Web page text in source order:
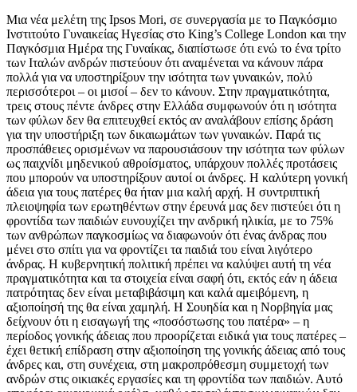
Μια νέα μελέτη της Ipsos Mori, σε συνεργασία με το Παγκόσμιο
Ινστιτούτο Γυναικείας Ηγεσίας στο King’s College London και την
Παγκόσμια Ημέρα της Γυναίκας, διαπίστωσε ότι ενώ το ένα τρίτο
των Ιταλών ανδρών πιστεύουν ότι αναμένεται να κάνουν πάρα
πολλά για να υποστηρίξουν την ισότητα των γυναικών, πολύ
περισσότεροι – οι μισοί – δεν το κάνουν. Στην πραγματικότητα,
τρεις στους πέντε άνδρες στην Ελλάδα συμφωνούν ότι η ισότητα
των φύλων δεν θα επιτευχθεί εκτός αν αναλάβουν επίσης δράση
για την υποστήριξη των δικαιωμάτων των γυναικών. Παρά τις
προσπάθειες ορισμένων να παρουσιάσουν την ισότητα των φύλων
ως παιχνίδι μηδενικού αθροίσματος, υπάρχουν πολλές προτάσεις
που μπορούν να υποστηρίξουν αυτοί οι άνδρες. Η καλύτερη γονική
άδεια για τους πατέρες θα ήταν μια καλή αρχή. Η συντριπτική
πλειοψηφία των ερωτηθέντων στην έρευνά μας δεν πιστεύει ότι η
φροντίδα των παιδιών ευνουχίζει την ανδρική ηλικία, με το 75%
των ανθρώπων παγκοσμίως να διαφωνούν ότι ένας άνδρας που
μένει στο σπίτι για να φροντίζει τα παιδιά του είναι λιγότερο
άνδρας. Η κυβερνητική πολιτική πρέπει να καλύψει αυτή τη νέα
πραγματικότητα και τα στοιχεία είναι σαφή ότι, εκτός εάν η άδεια
πατρότητας δεν είναι μεταβιβάσιμη και καλά αμειβόμενη, η
αξιοποίησή της θα είναι χαμηλή. Η Σουηδία και η Νορβηγία μας
δείχνουν ότι η εισαγωγή της «ποσόστωσης του πατέρα» – η
περίοδος γονικής άδειας που προορίζεται ειδικά για τους πατέρες –
έχει θετική επίδραση στην αξιοποίηση της γονικής άδειας από τους
άνδρες και, στη συνέχεια, στη μακροπρόθεσμη συμμετοχή των
ανδρών στις οικιακές εργασίες και τη φροντίδα των παιδιών. Αυτό